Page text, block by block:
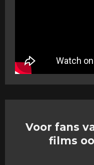
Voor fans
films